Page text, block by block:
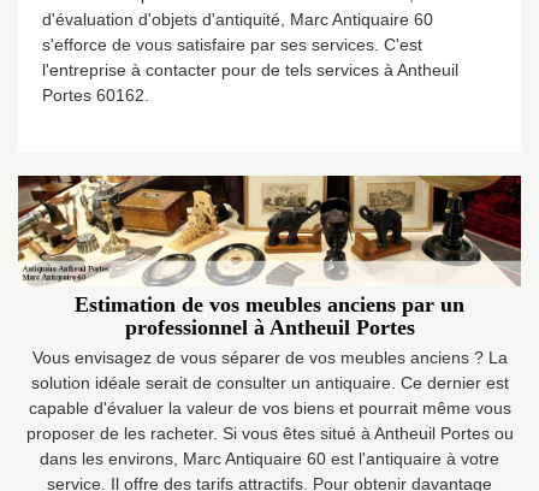
d'évaluation d'objets d'antiquité, Marc Antiquaire 60
s'efforce de vous satisfaire par ses services. C'est
l'entreprise à contacter pour de tels services à Antheuil
Portes 60162.
Estimation de vos meubles anciens par un
professionnel à Antheuil Portes
Vous envisagez de vous séparer de vos meubles anciens ? La
solution idéale serait de consulter un antiquaire. Ce dernier est
capable d'évaluer la valeur de vos biens et pourrait même vous
proposer de les racheter. Si vous êtes situé à Antheuil Portes ou
dans les environs, Marc Antiquaire 60 est l'antiquaire à votre
service. Il offre des tarifs attractifs. Pour obtenir davantage